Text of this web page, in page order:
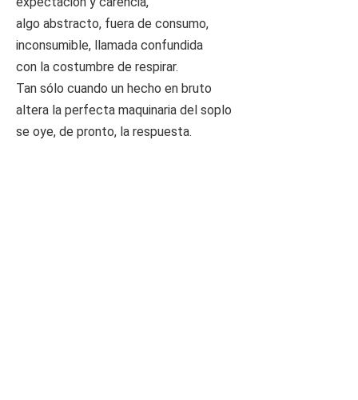
algo abstracto, fuera de consumo,
inconsumible, llamada confundida
con la costumbre de respirar.
Tan sólo cuando un hecho en bruto
altera la perfecta maquinaria del soplo
se oye, de pronto, la respuesta.